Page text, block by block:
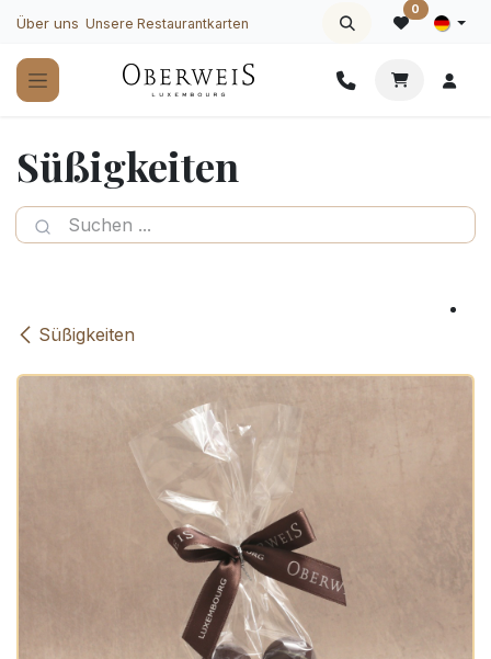
Zum Inhalt springen
Über uns Unsere Restaurantkarten
0
Süßigkeiten
Süßigkeiten